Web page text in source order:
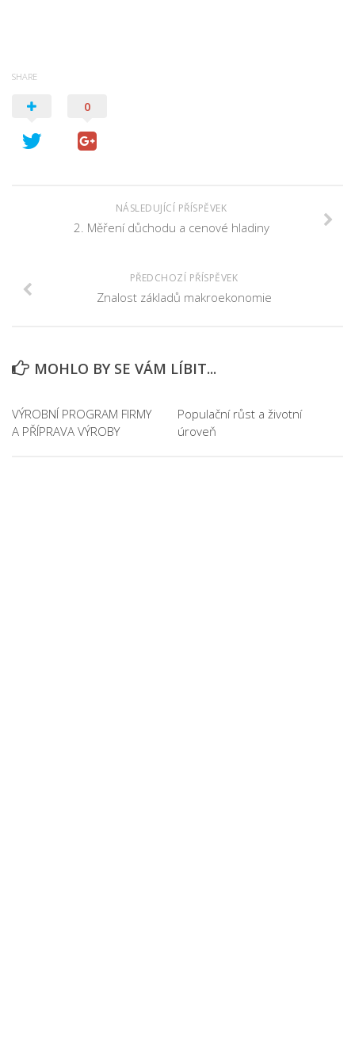
SHARE
0
NÁSLEDUJÍCÍ PŘÍSPĚVEK
2. Měření důchodu a cenové hladiny
PŘEDCHOZÍ PŘÍSPĚVEK
Znalost základů makroekonomie
MOHLO BY SE VÁM LÍBIT...
VÝROBNÍ PROGRAM FIRMY
A PŘÍPRAVA VÝROBY
Populační růst a životní
úroveň